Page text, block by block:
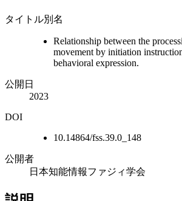
タイトル別名
Relationship between the
movement by initiation
behavioral expression.
公開日
2023
DOI
10.14864/fss.39.0_148
公開者
日本知能情報ファジィ学会